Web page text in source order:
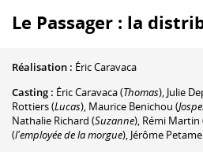
Le Passager : la
Réalisation : Éric Caravaca
Casting : Éric Caravaca(Thomas), Julie
Rottiers(Lucas), Maurice Benichou (
Nathalie Richard (Suzanne), Rémi Martin
(l'employée de la morgue), Jérôme